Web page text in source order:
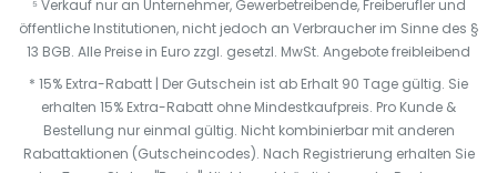
⁵ Verkauf nur an Unternehmer, Gewerbetreibende, Freiberufler und
öffentliche Institutionen, nicht jedoch an Verbraucher im Sinne des §
13 BGB. Alle Preise in Euro zzgl. gesetzl. MwSt. Angebote freibleibend
* 15% Extra-Rabatt | Der Gutschein ist ab Erhalt 90 Tage gültig. Sie
erhalten 15% Extra-Rabatt ohne Mindestkaufpreis. Pro Kunde &
Bestellung nur einmal gültig. Nicht kombinierbar mit anderen
Rabattaktionen (Gutscheincodes). Nach Registrierung erhalten Sie